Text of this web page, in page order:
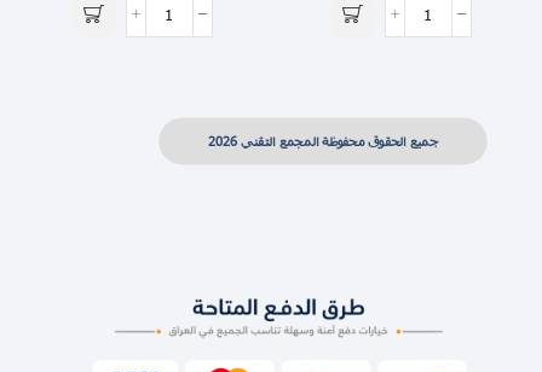
جميع الحقوق محفوظة المجمع التقني 2026